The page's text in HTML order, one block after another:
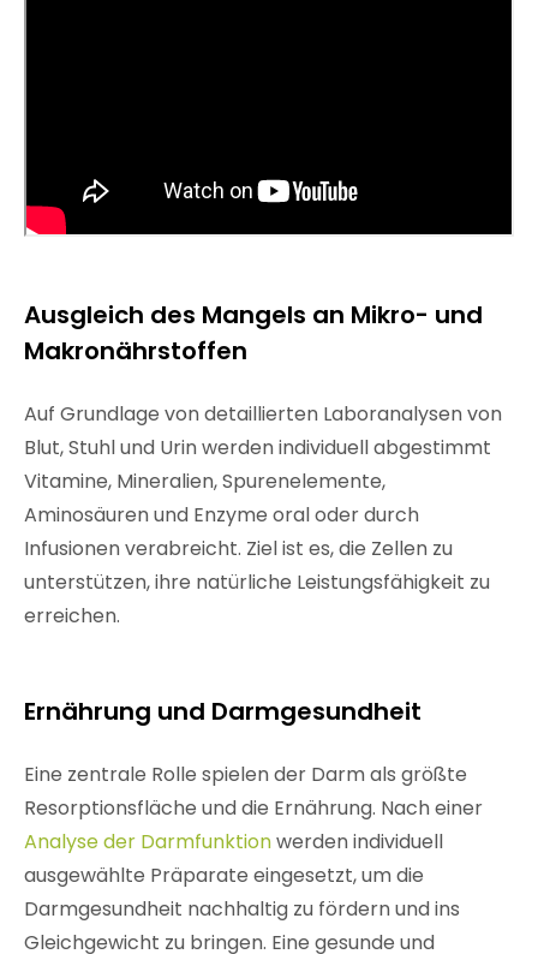
Ausgleich des Mangels an Mikro- und
Makronährstoffen
Auf Grundlage von detaillierten Laboranalysen von
Blut, Stuhl und Urin werden individuell abgestimmt
Vitamine, Mineralien, Spurenelemente,
Aminosäuren und Enzyme oral oder durch
Infusionen verabreicht. Ziel ist es, die Zellen zu
unterstützen, ihre natürliche Leistungsfähigkeit zu
erreichen.
Ernährung und Darmgesundheit
Eine zentrale Rolle spielen der Darm als größte
Resorptionsfläche und die Ernährung. Nach einer
Analyse der Darmfunktionwerden individuell
ausgewählte Präparate eingesetzt, um die
Darmgesundheit nachhaltig zu fördern und ins
Gleichgewicht zu bringen. Eine gesunde und